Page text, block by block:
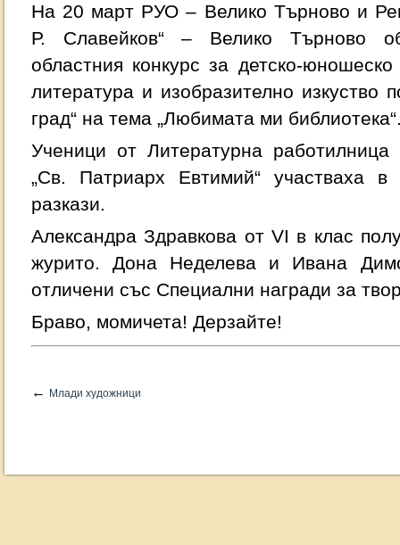
На 20 март РУО – Велико Търново и
Р. Славейков“ – Велико Търново
областния конкурс за детско-
литература и изобразително изкуство
град“ на тема „Любимата ми
Ученици от Литературна
„Св. Патриарх Евтимий“ участваха
разкази.
Александра Здравкова от VI в клас
журито. Дона Неделева и Ивана
отличени със Специални награди за
Браво, момичета! Дерзайте!
← Млади художници